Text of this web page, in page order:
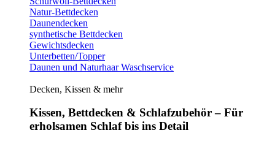
Natur-Bettdecken
Daunendecken
synthetische Bettdecken
Gewichtsdecken
Unterbetten/Topper
Daunen und Naturhaar Waschservice
Decken, Kissen & mehr
Kissen, Bettdecken & Schlafzubehör – Für
erholsamen Schlaf bis ins Detail